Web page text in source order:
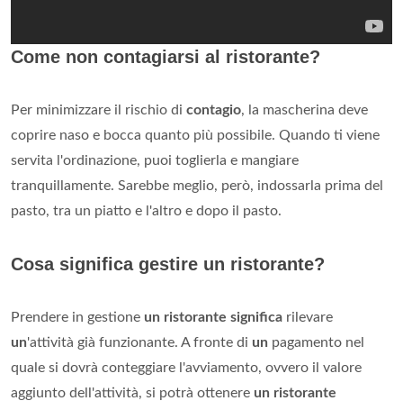
Come non contagiarsi al ristorante?
Per minimizzare il rischio di contagio, la mascherina deve
coprire naso e bocca quanto più possibile. Quando ti viene
servita l'ordinazione, puoi toglierla e mangiare
tranquillamente. Sarebbe meglio, però, indossarla prima del
pasto, tra un piatto e l'altro e dopo il pasto.
Cosa significa gestire un ristorante?
Prendere in gestione un ristorante significa rilevare
un'attività già funzionante. A fronte di un pagamento nel
quale si dovrà conteggiare l'avviamento, ovvero il valore
aggiunto dell'attività, si potrà ottenere un ristorante